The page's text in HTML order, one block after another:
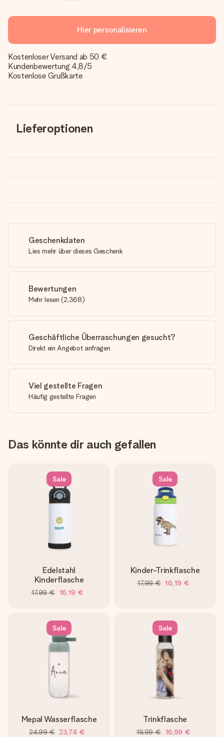
Hier personalisieren
Kostenloser Versand ab 50 €
Kundenbewertung 4,8/5
Kostenlose Grußkarte
Lieferoptionen
Geschenkdaten
Lies mehr über dieses Geschenk
Bewertungen
Mehr lesen (2,368)
Geschäftliche Überraschungen gesucht?
Direkt ein Angebot anfragen
Viel gestellte Fragen
Häufig gestellte Fragen
Das könnte dir auch gefallen
Sale
Edelstahl
Kinderflasche
17,99 € 16,19 €
Sale
Kinder-Trinkflasche
17,99 € 16,19 €
Sale
Mepal Wasserflasche
24,99 € 23,74 €
Sale
Trinkflasche
19,99 € 16,99 €